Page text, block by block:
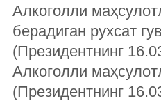
Алкоголли
берадиган рухсат
(Президентнинг
Алкоголли
(Президентнинг